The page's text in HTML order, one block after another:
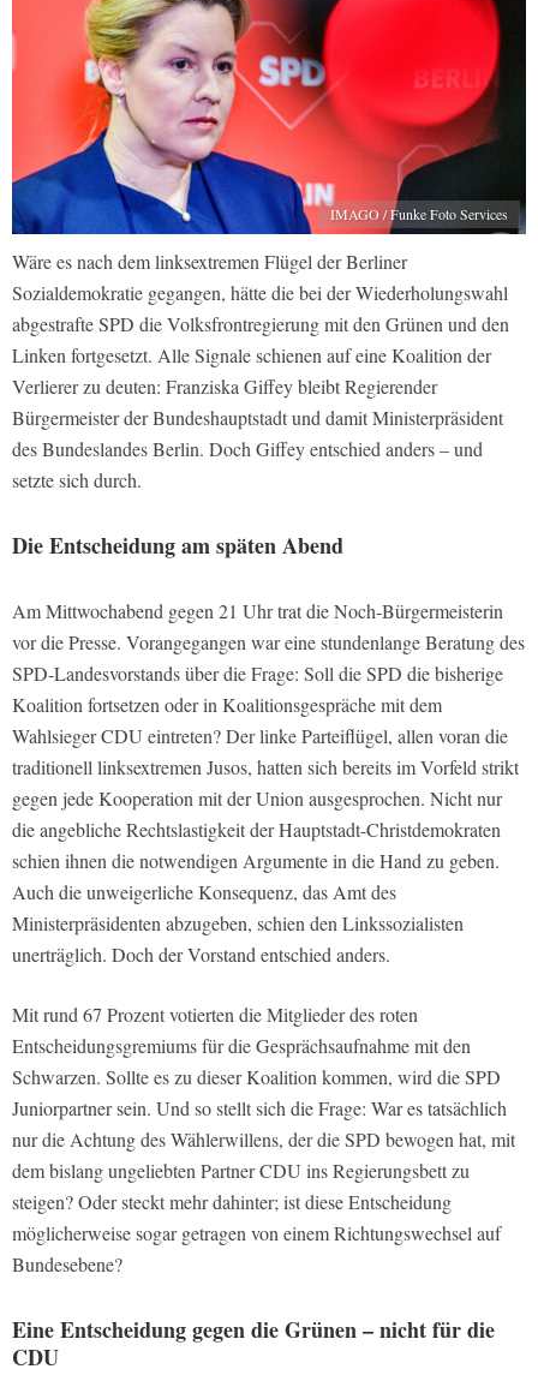
IMAGO / Funke Foto Services
Wäre es nach dem linksextremen Flügel der Berliner
Sozialdemokratie gegangen, hätte die bei der Wiederholungswahl
abgestrafte SPD die Volksfrontregierung mit den Grünen und den
Linken fortgesetzt. Alle Signale schienen auf eine Koalition der
Verlierer zu deuten: Franziska Giffey bleibt Regierender
Bürgermeister der Bundeshauptstadt und damit Ministerpräsident
des Bundeslandes Berlin. Doch Giffey entschied anders – und
setzte sich durch.
Die Entscheidung am späten Abend
Am Mittwochabend gegen 21 Uhr trat die Noch-Bürgermeisterin
vor die Presse. Vorangegangen war eine stundenlange Beratung des
SPD-Landesvorstands über die Frage: Soll die SPD die bisherige
Koalition fortsetzen oder in Koalitionsgespräche mit dem
Wahlsieger CDU eintreten? Der linke Parteiflügel, allen voran die
traditionell linksextremen Jusos, hatten sich bereits im Vorfeld strikt
gegen jede Kooperation mit der Union ausgesprochen. Nicht nur
die angebliche Rechtslastigkeit der Hauptstadt-Christdemokraten
schien ihnen die notwendigen Argumente in die Hand zu geben.
Auch die unweigerliche Konsequenz, das Amt des
Ministerpräsidenten abzugeben, schien den Linkssozialisten
unerträglich. Doch der Vorstand entschied anders.
Mit rund 67 Prozent votierten die Mitglieder des roten
Entscheidungsgremiums für die Gesprächsaufnahme mit den
Schwarzen. Sollte es zu dieser Koalition kommen, wird die SPD
Juniorpartner sein. Und so stellt sich die Frage: War es tatsächlich
nur die Achtung des Wählerwillens, der die SPD bewogen hat, mit
dem bislang ungeliebten Partner CDU ins Regierungsbett zu
steigen? Oder steckt mehr dahinter; ist diese Entscheidung
möglicherweise sogar getragen von einem Richtungswechsel auf
Bundesebene?
Eine Entscheidung gegen die Grünen – nicht für die
CDU